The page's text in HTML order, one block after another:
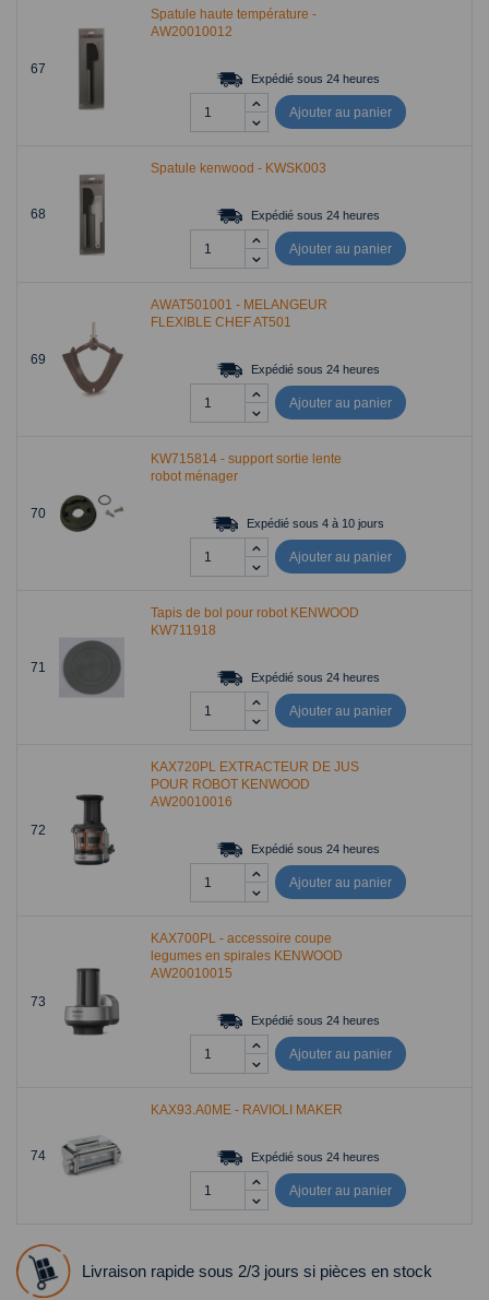
67
Spatule haute température -
AW20010012
Expédié sous 24 heures
Ajouter au panier
68
Spatule kenwood - KWSK003
Expédié sous 24 heures
Ajouter au panier
69
AWAT501001 - MELANGEUR
FLEXIBLE CHEF AT501
Expédié sous 24 heures
Ajouter au panier
70
KW715814 - support sortie lente
robot ménager
Expédié sous 4 à 10 jours
Ajouter au panier
71
Tapis de bol pour robot KENWOOD
KW711918
Expédié sous 24 heures
Ajouter au panier
72
KAX720PL EXTRACTEUR DE JUS
POUR ROBOT KENWOOD
AW20010016
Expédié sous 24 heures
Ajouter au panier
73
KAX700PL - accessoire coupe
legumes en spirales KENWOOD
AW20010015
Expédié sous 24 heures
Ajouter au panier
74
KAX93.A0ME - RAVIOLI MAKER
Expédié sous 24 heures
Ajouter au panier
Livraison rapide sous 2/3 jours si pièces en stock